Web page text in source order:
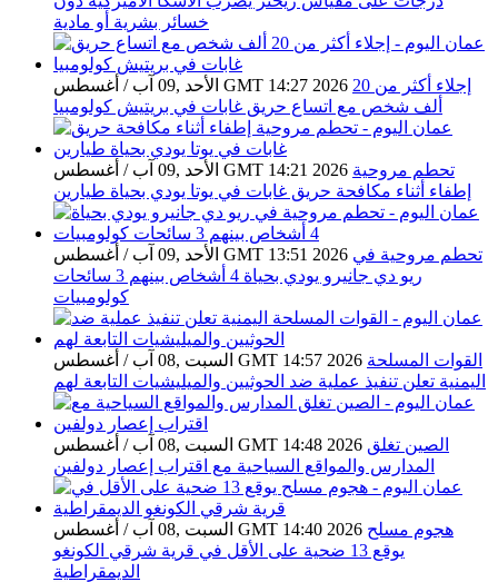
خسائر بشرية أو مادية
الأحد ,09 آب / أغسطس GMT 14:27 2026 إجلاء أكثر من 20
ألف شخص مع اتساع حريق غابات في بريتيش كولومبيا
الأحد ,09 آب / أغسطس GMT 14:21 2026 تحطم مروحية
إطفاء أثناء مكافحة حريق غابات في يوتا يودي بحياة طيارين
الأحد ,09 آب / أغسطس GMT 13:51 2026 تحطم مروحية في
ريو دي جانيرو يودي بحياة 4 أشخاص بينهم 3 سائحات
كولومبيات
السبت ,08 آب / أغسطس GMT 14:57 2026 القوات المسلحة
اليمنية تعلن تنفيذ عملية ضد الحوثيين والميليشيات التابعة لهم
السبت ,08 آب / أغسطس GMT 14:48 2026 الصين تغلق
المدارس والمواقع السياحية مع اقتراب إعصار دولفين
السبت ,08 آب / أغسطس GMT 14:40 2026 هجوم مسلح
يوقع 13 ضحية على الأقل في قرية شرقي الكونغو
الديمقراطية